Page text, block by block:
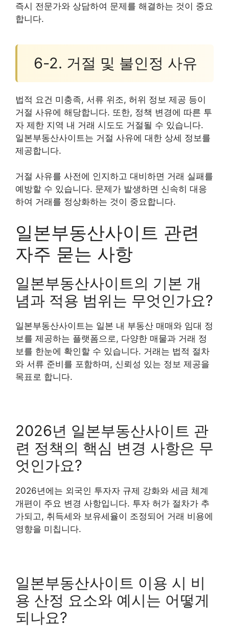
즉시 전문가와 상담하여 문제를 해결하는 것이 중요
합니다.
6-2. 거절 및 불인정 사유
법적 요건 미충족, 서류 위조, 허위 정보 제공 등이
거절 사유에 해당합니다. 또한, 정책 변경에 따른 투
자 제한 지역 내 거래 시도도 거절될 수 있습니다.
일본부동산사이트는 거절 사유에 대한 상세 정보를
제공합니다.
거절 사유를 사전에 인지하고 대비하면 거래 실패를
예방할 수 있습니다. 문제가 발생하면 신속히 대응
하여 거래를 정상화하는 것이 중요합니다.
일본부동산사이트 관련
자주 묻는 사항
일본부동산사이트의 기본 개
념과 적용 범위는 무엇인가요?
일본부동산사이트는 일본 내 부동산 매매와 임대 정
보를 제공하는 플랫폼으로, 다양한 매물과 거래 정
보를 한눈에 확인할 수 있습니다. 거래는 법적 절차
와 서류 준비를 포함하며, 신뢰성 있는 정보 제공을
목표로 합니다.
2026년 일본부동산사이트 관
련 정책의 핵심 변경 사항은 무
엇인가요?
2026년에는 외국인 투자자 규제 강화와 세금 체계
개편이 주요 변경 사항입니다. 투자 허가 절차가 추
가되고, 취득세와 보유세율이 조정되어 거래 비용에
영향을 미칩니다.
일본부동산사이트 이용 시 비
용 산정 요소와 예시는 어떻게
되나요?